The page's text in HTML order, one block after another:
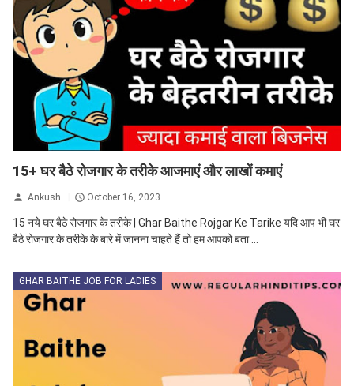
15+ घर बैठे रोजगार के तरीके आजमाएं और लाखों कमाएं
Ankush October 16, 2023
15 नये घर बैठे रोजगार के तरीके | Ghar Baithe Rojgar Ke Tarike यदि आप भी घर
बैठे रोजगार के तरीके के बारे में जानना चाहते हैं तो हम आपको बता ...
GHAR BAITHE JOB FOR LADIES